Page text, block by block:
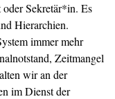
Sekretär*in. Es
Hierarchien.
immer mehr
Zeitmangel
wir an der
im Dienst der